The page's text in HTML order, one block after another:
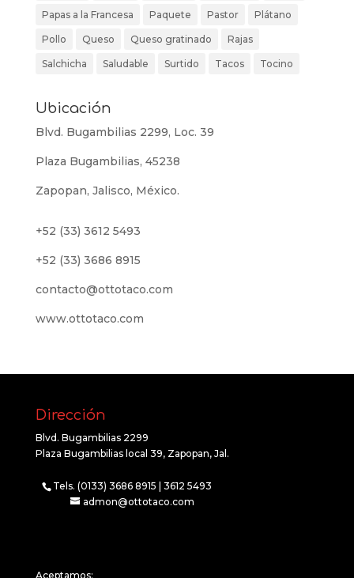
Papas a la Francesa Paquete Pastor Plátano
Pollo Queso Queso gratinado Rajas
Salchicha Saludable Surtido Tacos Tocino
Ubicación
Blvd. Bugambilias 2299, Loc. 39
Plaza Bugambilias, 45238
Zapopan, Jalisco, México.
+52 (33) 3612 5493
+52 (33) 3686 8915
contacto@ottotaco.com
www.ottotaco.com
Dirección
Blvd. Bugambilias 2299
Plaza Bugambilias local 39, Zapopan, Jal.
Tels. (0133) 3686 8915 | 3612 5493
admon@ottotaco.com
Aceptamos: